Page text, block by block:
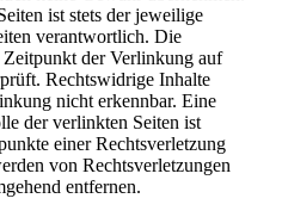
ist stets der jeweilige
verantwortlich. Die
der Verlinkung auf
Rechtswidrige Inhalte
nicht erkennbar. Eine
der verlinkten Seiten ist
einer Rechtsverletzung
von Rechtsverletzungen
entfernen.